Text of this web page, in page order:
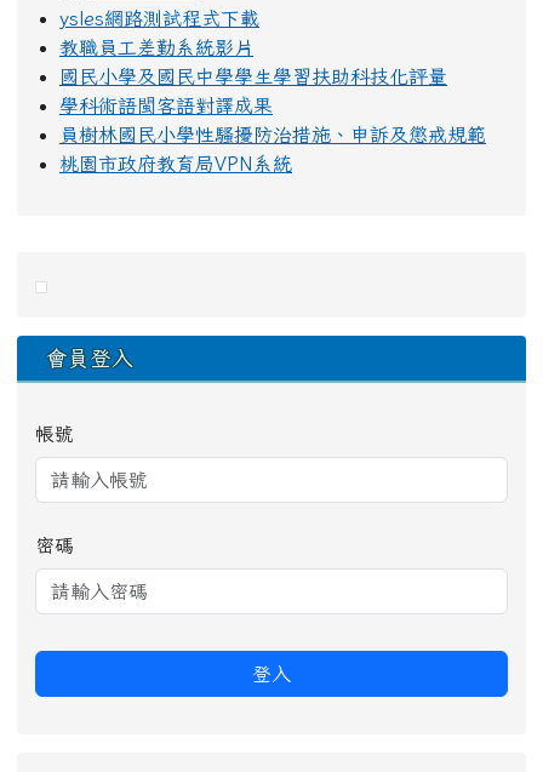
ysles網路測試程式下載
教職員工差勤系統影片
國民小學及國民中學學生學習扶助科技化評量
學科術語閩客語對譯成果
員樹林國民小學性騷擾防治措施、申訴及懲戒規範
桃園市政府教育局VPN系統
會員登入
帳號
密碼
登入